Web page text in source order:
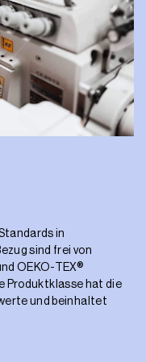
in
sind frei von
OEKO-TEX®
Produktklasse hat die
und beinhaltet